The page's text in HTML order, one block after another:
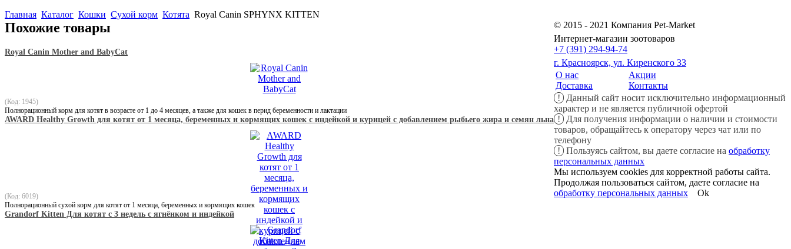
Главная Каталог Кошки Сухой корм Котята Royal Canin SPHYNX KITTEN
Похожие товары
Royal Canin Mother and BabyCat
(Код: 1945)
Полнорационный корм для котят в возрасте от 1 до 4 месяцев, а также для кошек в перид беременности и лактации
AWARD Healthy Growth для котят от 1 месяца, беременных и кормящих кошек с индейкой и курицей с добавлением рыбьего жира и семян льна
(Код: 6019)
Полнорационный сухой корм для котят от 1 месяца, беременных и кормящих кошек
Grandorf Kitten Для котят с 3 недель с ягнёнком и индейкой
© 2015 - 2021 Компания Pet-Market
Интернет-магазин зоотоваров
+7 (391) 294-94-74
г. Красноярск, ул. Киренского 33
О нас
Доставка
Акции
Контакты
!
Данный сайт носит исключительно информационный
характер и не является публичной офертой
!
Для получения информации о наличии и стоимости
товаров, обращайтесь к оператору через чат или по
телефону
!
Пользуясь сайтом, вы даете согласие на обработку
персональных данных
Мы используем cookies для корректной работы сайта.
Продолжая пользоваться сайтом, даете согласие на
обработку персональных данных
Ok